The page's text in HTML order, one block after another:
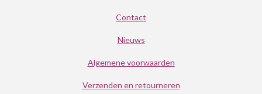
Contact
Nieuws
Algemene voorwaarden
Verzenden en retourneren